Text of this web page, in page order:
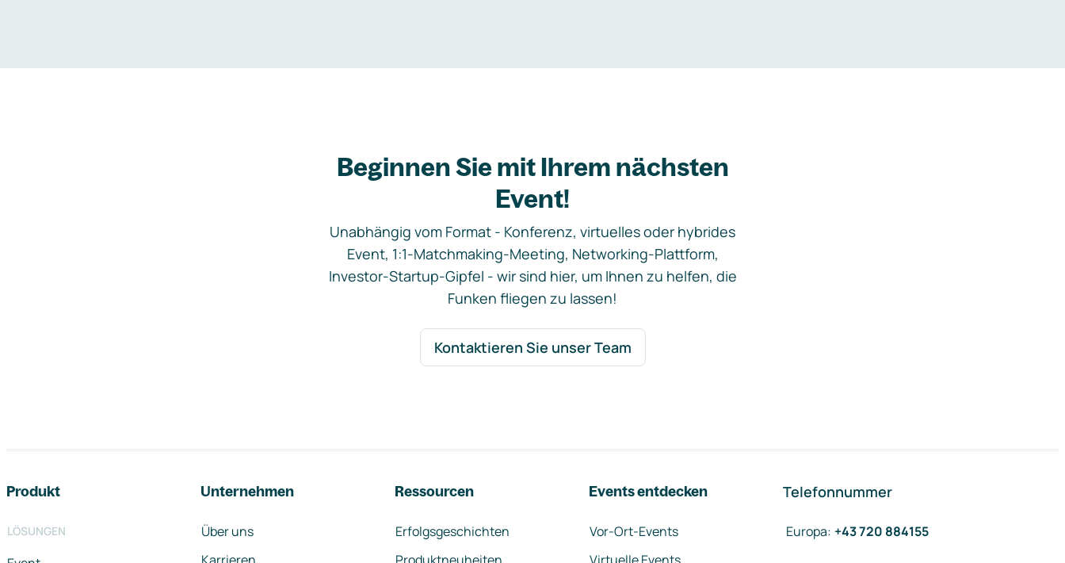
Beginnen Sie mit Ihrem nächsten
Event!
Unabhängig vom Format - Konferenz, virtuelles oder hybrides
Event, 1:1-Matchmaking-Meeting, Networking-Plattform,
Investor-Startup-Gipfel - wir sind hier, um Ihnen zu helfen, die
Funken fliegen zu lassen!
Kontaktieren Sie unser Team
Produkt
LÖSUNGEN
Unternehmen
Über uns
Ressourcen
Erfolgsgeschichten
Events entdecken
Vor-Ort-Events
Telefonnummer
Europa: +43 720 884155